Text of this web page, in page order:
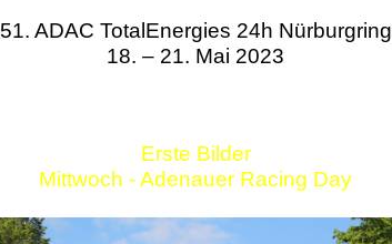
51. ADAC TotalEnergies 24h Nürburgring
18. – 21. Mai 2023
Erste Bilder
Mittwoch - Adenauer Racing Day